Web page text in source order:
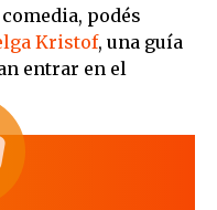
podés
Kristof, una guía
entrar en el